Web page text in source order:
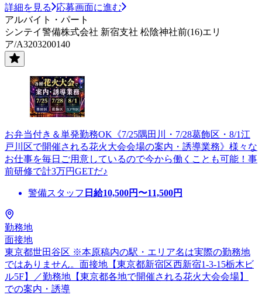
詳細を見る
応募画面に進む
アルバイト・パート
シンテイ警備株式会社 新宿支社 松陰神社前(16)エリ
ア/A3203200140
お弁当付き＆単発勤務OK《7/25隅田川・7/28葛飾区・8/1江
戸川区で開催される花火大会会場の案内・誘導業務》様々な
お仕事を毎日ご用意しているので今から働くことも可能！事
前研修で計3万円GETだ♪
警備スタッフ 日給10,500円〜11,500円
勤務地
面接地
東京都世田谷区 ※本原稿内の駅・エリア名は実際の勤務地
ではありません。面接地【東京都新宿区西新宿1-3-15栃木ビ
ル5F】／勤務地【東京都各地で開催される花火大会会場】
での案内・誘導